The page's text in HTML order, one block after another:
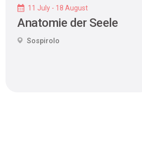
11 July - 18 August
Anatomie der Seele
Sospirolo